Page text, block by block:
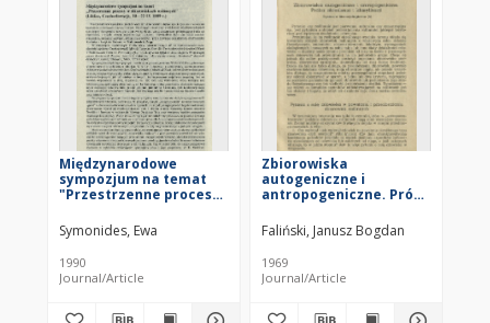
Międzynarodowe
sympozjum na temat
"Przestrzenne procesy
roślinnych" (Liblice,
Czechosłowacja, 18-22
IX 1989 r.)
Symonides, Ewa
1990
Journal/Article
Zbiorowiska
autogeniczne i
antropogeniczne. Próba
: Dyskusje
fitosocjologiczne (4)
Faliński, Janusz Bogdan
1969
Journal/Article